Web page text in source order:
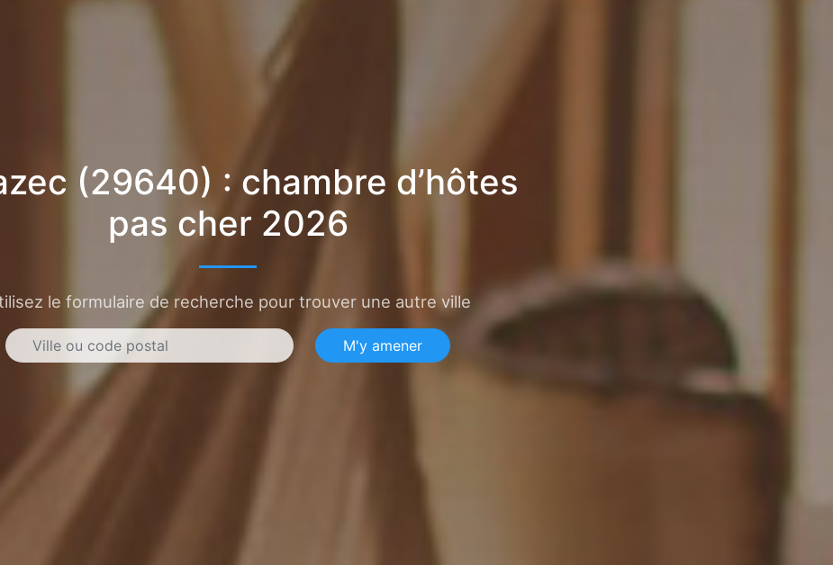
(29640) : chambre d’hôtes
pas cher 2026
le formulaire de recherche pour trouver une autre ville
M'y amener